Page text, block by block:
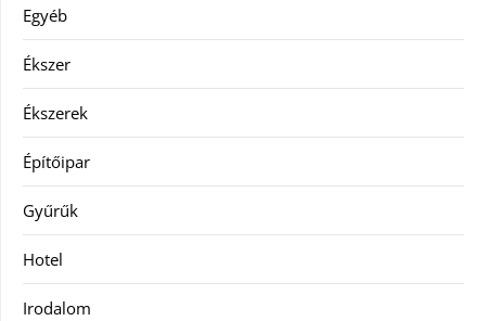
Egyéb
Ékszer
Ékszerek
Építőipar
Gyűrűk
Hotel
Irodalom